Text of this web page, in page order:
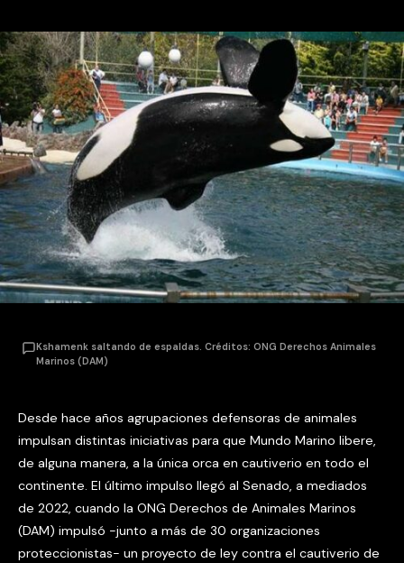
Kshamenk saltando de espaldas. Créditos: ONG Derechos Animales
Marinos (DAM)
Desde hace años agrupaciones defensoras de animales
impulsan distintas iniciativas para que Mundo Marino libere,
de alguna manera, a la única orca en cautiverio en todo el
continente. El último impulso llegó al Senado, a mediados
de 2022, cuando la ONG Derechos de Animales Marinos
(DAM) impulsó -junto a más de 30 organizaciones
proteccionistas- un proyecto de ley contra el cautiverio de